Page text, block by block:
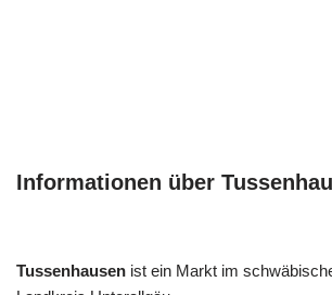
Informationen über
Tussenhausen ist ein Markt im